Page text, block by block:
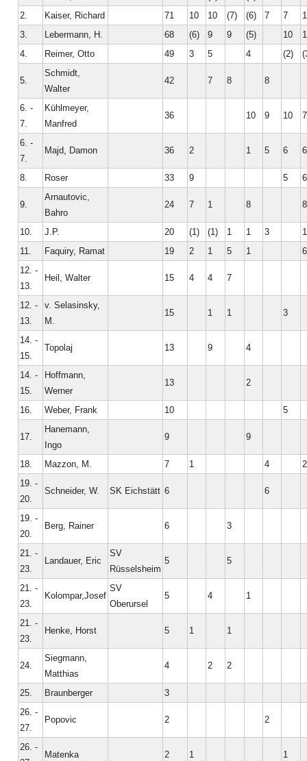
2.
Kaiser, Richard 71 10 10 (7) (6) 7 7
3.
Lebermann, H. 68 (6) 9 9 (5) 10
4.
Reimer, Otto 49 3 5 4 (2)
5.
Schmidt,
Walter
42 7 8 8
6. -
7.
Kühlmeyer,
Manfred
36 10 9 10 7
6. -
7.
Majd, Damon 36 2 1 5 6 6
8. Roser 33 9 5 6
9.
Arnautovic,
Bahro
24 7 1 8 8
10. J.P. 20 (1) (1) 1 1 3
1
11.
Faquiry, Ramat 19 2 1 5 1
6
12. -
13.
Heil, Walter 15 4 4 7
12. -
13.
v. Selasinsky,
M.
15 1 1 3
14. -
15.
Topolaj 13 9 4
14. -
15.
Hoffmann,
Werner
13 2
16. Weber, Frank 10 5
17.
Hanemann,
Ingo
9 9
18. Mazzon, M. 7 1 4
2
19. -
20.
Schneider, W. SK Eichstätt 6 6
19. -
20.
Berg, Rainer 6 3
21. -
23.
Landauer, Eric
SV
Rüsselsheim
5 5
21. -
23.
Kolompar,Josef
SV
Oberursel
5 4 1
21. -
23.
Henke, Horst 5 1 1
24.
Siegmann,
Matthias
4 2 2
25. Braunberger
3
26. -
27.
Popovic 2 2
26. -
Matenka 2 1 1